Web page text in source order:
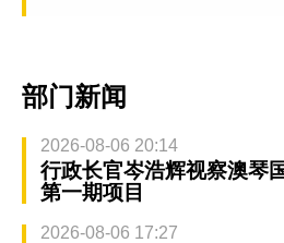
部门新闻
2026-08-06 20:14
行政长官岑浩辉视察澳琴
第一期项目
2026-08-06 17:27